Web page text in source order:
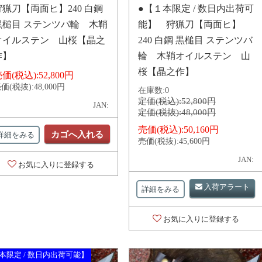
猟刀【両面ヒ】240 白鋼
槌目 ステンツバ輪 木鞘
イルステン 山桜【晶之
価(税込):52,800円
(税抜):48,000円
JAN:
細をみる カゴへ入れる
お気に入りに登録する
●【１本限定 / 数日内出荷可
能】 狩猟刀【両面ヒ】
240 白鋼 黒槌目 ステンツバ
輪 木鞘オイルステン 山
桜【晶之作】
在庫数:0
定価(税込):52,800円
定価(税抜):48,000円
売価(税込):50,160円
売価(税抜):45,600円
JAN:
詳細をみる 入荷アラート
お気に入りに登録する
本限定 / 数日内出荷可能】